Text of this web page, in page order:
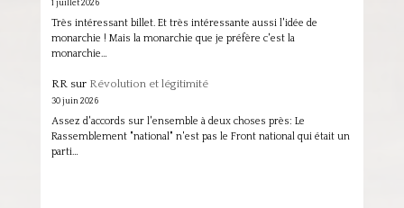
1 juillet 2026
Très intéressant billet. Et très intéressante aussi l'idée de
monarchie ! Mais la monarchie que je préfère c'est la
monarchie…
RR sur Révolution et légitimité
30 juin 2026
Assez d'accords sur l'ensemble à deux choses près: Le
Rassemblement "national" n'est pas le Front national qui était un
parti…